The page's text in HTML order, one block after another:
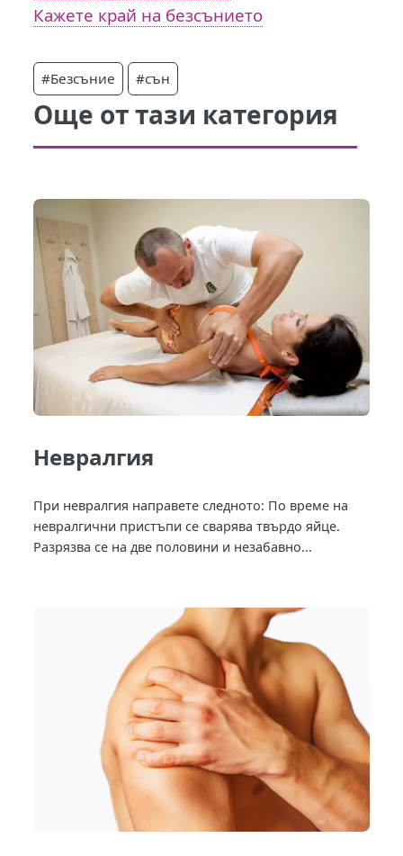
Кажете край на безсънието
#Безсъние #сън
Още от тази категория
Невралгия
При невралгия направете следното: По време на
невралгични пристъпи се сварява твърдо яйце.
Разрязва се на две половини и незабавно...